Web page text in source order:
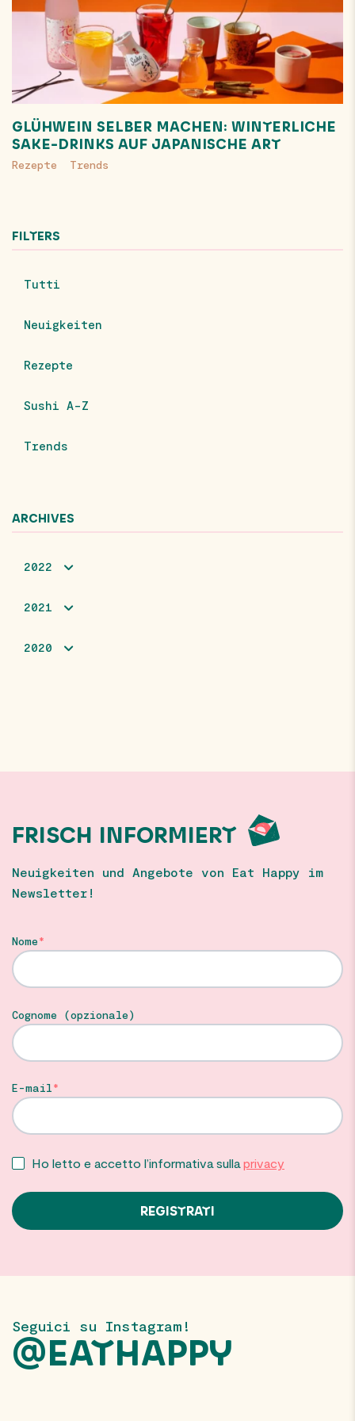
GLÜHWEIN SELBER MACHEN: WINTERLICHE
SAKE-DRINKS AUF JAPANISCHE ART
Rezepte Trends
FILTERS
Tutti
Neuigkeiten
Rezepte
Sushi A-Z
Trends
ARCHIVES
2022
2021
2020
FRISCH INFORMIERT
Neuigkeiten und Angebote von Eat Happy im
Newsletter!
Nome
Cognome (opzionale)
E-mail
Ho letto e accetto l’informativa sulla privacy
Seguici su Instagram!
@EATHAPPY